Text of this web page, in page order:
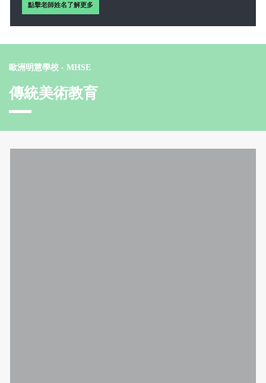
點擊老師姓名了解更多
歐洲明慧學校 - MHSE
傳統美術教育